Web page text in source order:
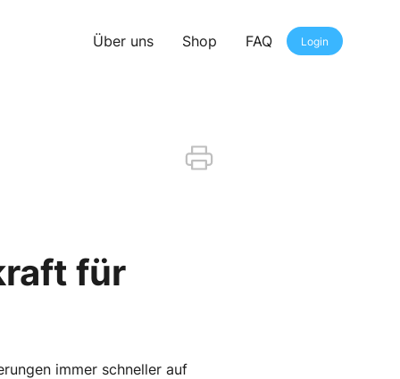
Über uns Shop FAQ Login
für
immer schneller auf